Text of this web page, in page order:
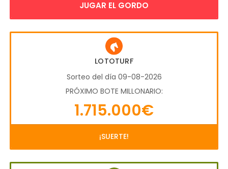
JUGAR EL GORDO
LOTOTURF
Sorteo del día 09-08-2026
PRÓXIMO BOTE MILLONARIO:
1.715.000€
¡SUERTE!